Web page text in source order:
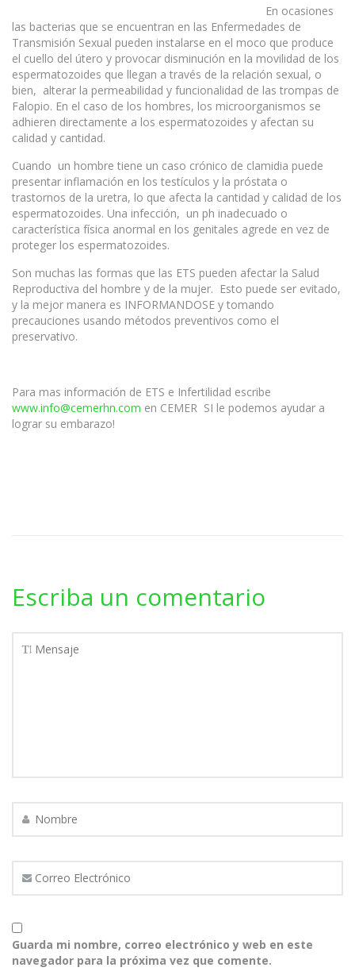
En ocasiones
las bacterias que se encuentran en las Enfermedades de
Transmisión Sexual pueden instalarse en el moco que produce
el cuello del útero y provocar disminución en la movilidad de los
espermatozoides que llegan a través de la relación sexual, o
bien, alterar la permeabilidad y funcionalidad de las trompas de
Falopio. En el caso de los hombres, los microorganismos se
adhieren directamente a los espermatozoides y afectan su
calidad y cantidad.
Cuando un hombre tiene un caso crónico de clamidia puede
presentar inflamación en los testículos y la próstata o
trastornos de la uretra, lo que afecta la cantidad y calidad de los
espermatozoides. Una infección, un ph inadecuado o
característica física anormal en los genitales agrede en vez de
proteger los espermatozoides.
Son muchas las formas que las ETS pueden afectar la Salud
Reproductiva del hombre y de la mujer. Esto puede ser evitado,
y la mejor manera es INFORMANDOSE y tomando
precauciones usando métodos preventivos como el
preservativo.
Para mas información de ETS e Infertilidad escribe
www.info@cemerhn.com en CEMER SI le podemos ayudar a
lograr su embarazo!
Escriba un comentario
Guarda mi nombre, correo electrónico y web en este
navegador para la próxima vez que comente.